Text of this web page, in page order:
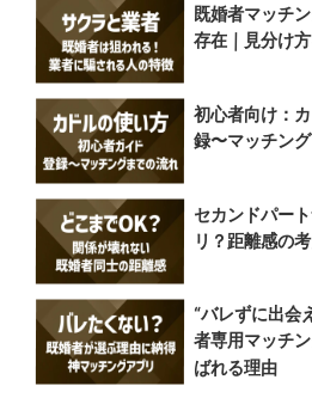
既婚者マッチ
存在｜見分け
初心者向け：
録〜マッチン
セカンドパー
リ？距離感の
“バレずに出会
者専用マッチ
ばれる理由